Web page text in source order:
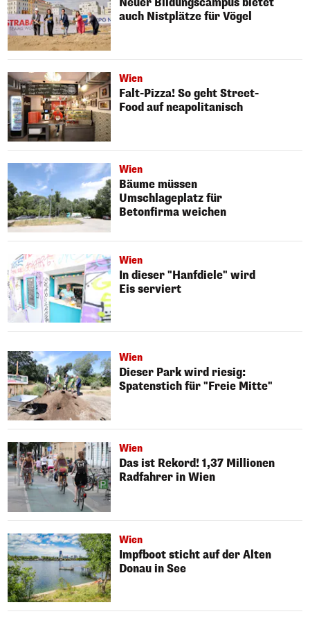
auch Nistplätze für Vögel
Wien
Falt-Pizza! So geht Street-
Food auf neapolitanisch
Wien
Bäume müssen
Umschlageplatz für
Betonfirma weichen
Wien
In dieser "Hanfdiele" wird
Eis serviert
Wien
Dieser Park wird riesig:
Spatenstich für "Freie Mitte"
Wien
Das ist Rekord! 1,37 Millionen
Radfahrer in Wien
Wien
Impfboot sticht auf der Alten
Donau in See